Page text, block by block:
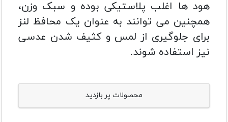
هود ها اغلب پلاستیکی بوده و سبک وزن،
همچنین می توانند به عنوان یک محافظ لنز
برای جلوگیری از لمس و کثیف شدن عدسی
نیز استفاده شوند.
محصولات پر بازدید